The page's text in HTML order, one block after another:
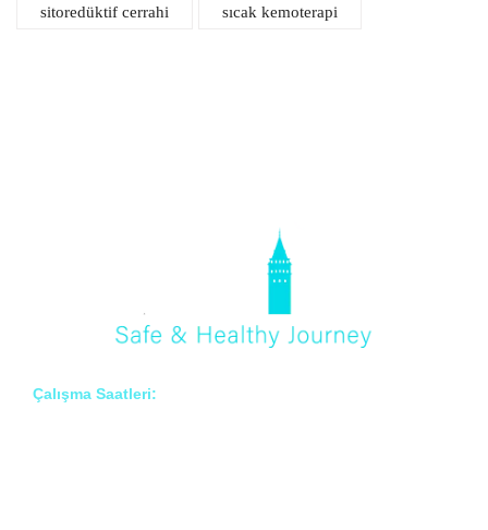
sitoredüktif cerrahi sıcak kemoterapi
Çalışma Saatleri: